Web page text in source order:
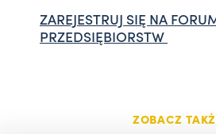
ZAREJESTRUJ SIĘ NA
PRZEDSIĘBIORSTW
ZOBACZ